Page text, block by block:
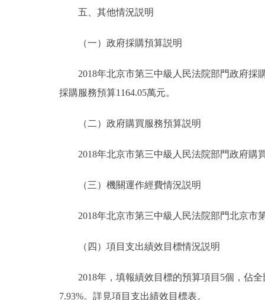
五、其他情況説明
（一）政府採購預算説明
2018年北京市第三中級人民法院部門政府採購
採購服務預算1164.05萬元。
（二）政府購買服務預算説明
2018年北京市第三中級人民法院部門政府購
（三）機關運作經費情況説明
2018年北京市第三中級人民法院部門北京市
（四）項目支出績效目標情況説明
2018年，填報績效目標的預算項目5個，佔全
7.93%。詳見項目支出績效目標表。